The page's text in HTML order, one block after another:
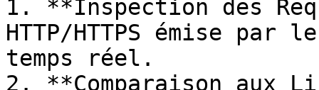
1. **Inspection des
HTTP/HTTPS émise
temps réel.
2. **Comparaison aux